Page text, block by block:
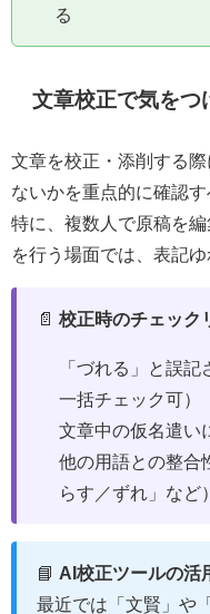
る
文章校正で気をつ
文章を校正・添削する
ないかを重点的に確認す
特に、複数人で原稿を
を行う場面では、表記
📄 校正時のチェック
「づれる」と誤
一括チェック可）
文章中の仮名遣い
他の用語との整合
らす／ずれ」など）
📘 AI校正ツールの活
最近では「文賢」や